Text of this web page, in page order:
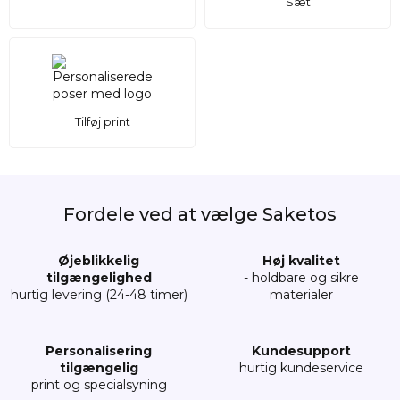
Tilføj print
Fordele ved at vælge Saketos
Øjeblikkelig
tilgængelighed
hurtig levering (24-48 timer)
Høj kvalitet
- holdbare og sikre
materialer
Personalisering
tilgængelig
print og specialsyning
Kundesupport
hurtig kundeservice